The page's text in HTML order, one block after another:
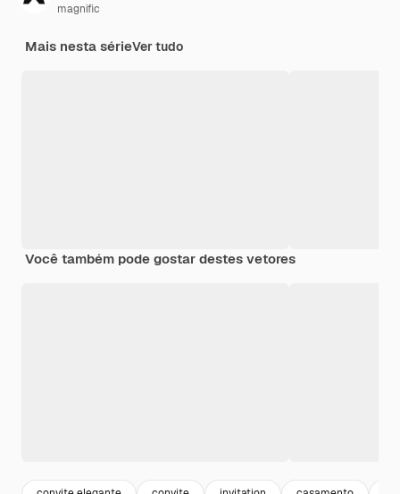
magnific
Mais nesta sérieVer tudo
Você também pode gostar destes vetores